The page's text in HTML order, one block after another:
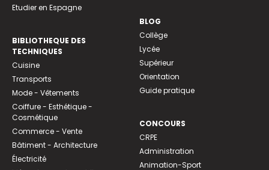
Etudier en Espagne
BIBLIOTHEQUE DES
TECHNIQUES
Cuisine
Transports
Mode - Vêtements
Coiffure - Esthétique -
Cosmétique
Commerce - Vente
Bâtiment - Architecture
Électricité
BLOG
Collège
Lycée
Supérieur
Orientation
Guide pratique
CONCOURS
CRPE
Administration
Animation-Sport